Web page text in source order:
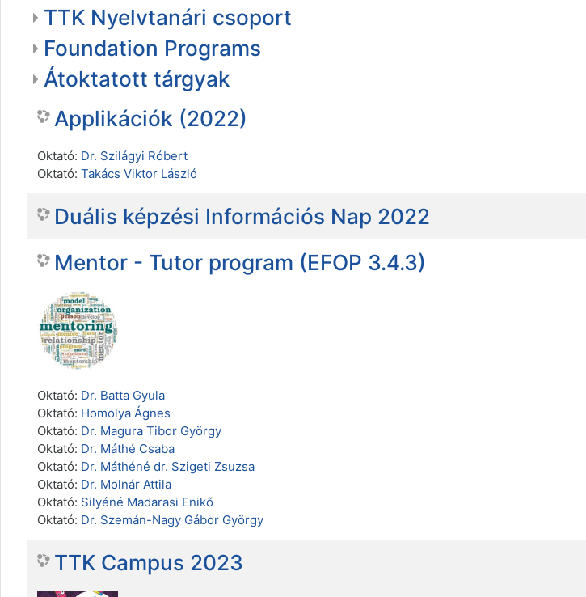
TTK Nyelvtanári csoport
Foundation Programs
Átoktatott tárgyak
Applikációk (2022)
Oktató: Dr. Szilágyi Róbert
Oktató: Takács Viktor László
Duális képzési Információs Nap 2022
Mentor - Tutor program (EFOP 3.4.3)
Oktató: Dr. Batta Gyula
Oktató: Homolya Ágnes
Oktató: Dr. Magura Tibor György
Oktató: Dr. Máthé Csaba
Oktató: Dr. Máthéné dr. Szigeti Zsuzsa
Oktató: Dr. Molnár Attila
Oktató: Silyéné Madarasi Enikő
Oktató: Dr. Szemán-Nagy Gábor György
TTK Campus 2023